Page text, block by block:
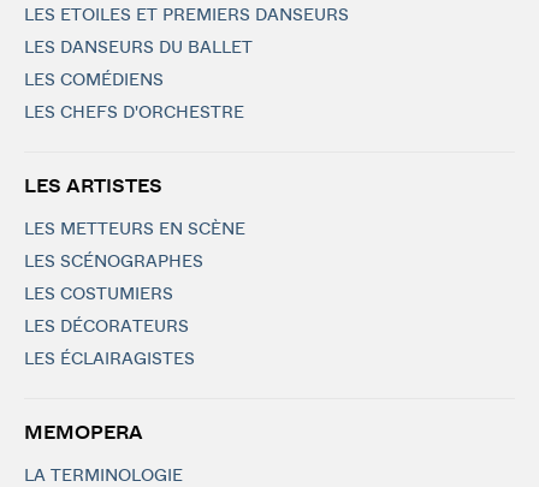
LES ETOILES ET PREMIERS DANSEURS
LES DANSEURS DU BALLET
LES COMÉDIENS
LES CHEFS D'ORCHESTRE
LES ARTISTES
LES METTEURS EN SCÈNE
LES SCÉNOGRAPHES
LES COSTUMIERS
LES DÉCORATEURS
LES ÉCLAIRAGISTES
MEMOPERA
LA TERMINOLOGIE